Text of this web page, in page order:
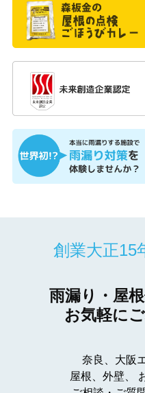
創業大正15
雨漏り・屋
お気軽に
奈良、大阪
屋根、外壁、